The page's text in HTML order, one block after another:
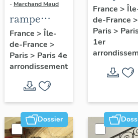
- Marchand Maud
rampe
d'appui,
escalier de
la maison à
cochère
dite hôtel
Charpentier
(non étudié)
France > Île-
de-France >
Paris> Paris 4e
arrondissement
d'appui,
escalier
la
porte
cochère
(non
France >
de-France >
Paris>
1er
Dossier